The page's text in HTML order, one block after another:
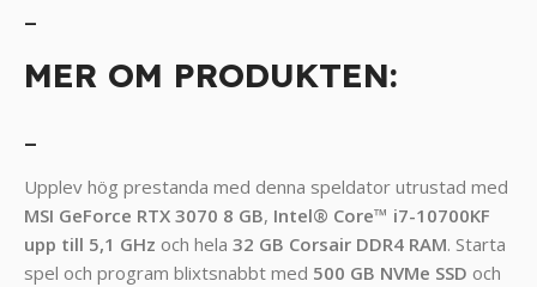
MER OM PRODUKTEN:
Upplev hög prestanda med denna speldator utrustad med
MSI GeForce RTX 3070 8 GB, Intel® Core™ i7-10700KF
upp till 5,1 GHz och hela 32 GB Corsair DDR4 RAM. Starta
spel och program blixtsnabbt med 500 GB NVMe SSD och